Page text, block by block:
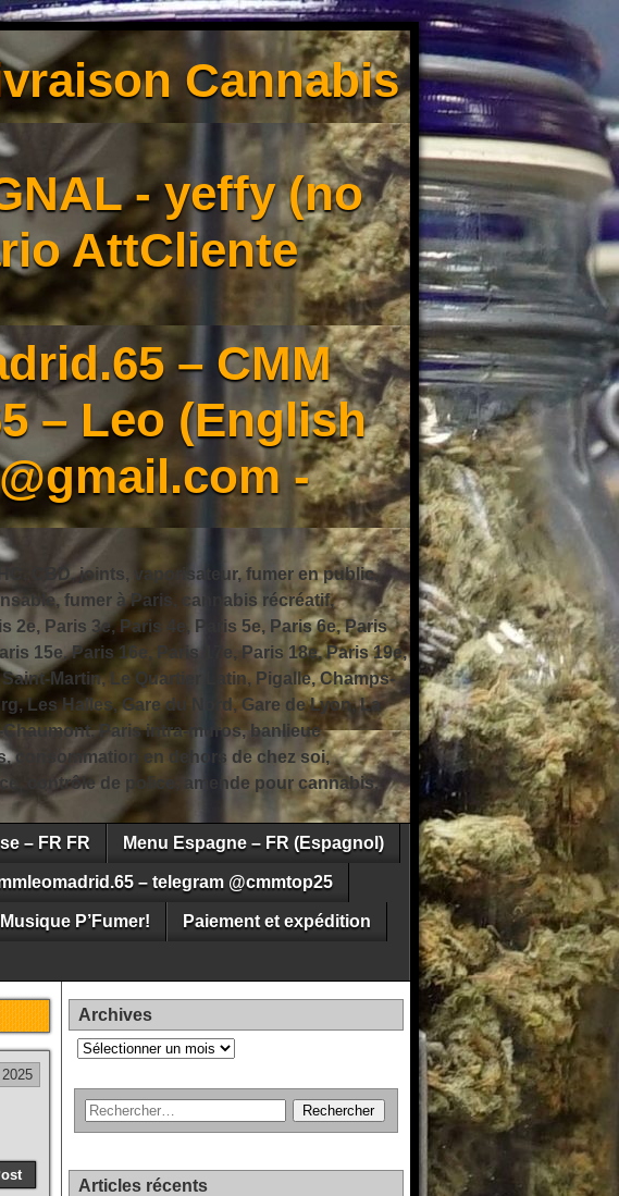
Cannabis
- yeffy (no
AttCliente
– CMM
– Leo (English
-
CBD, joints, vaporisateur, fumer en public,
fumer à Paris, cannabis récréatif,
Paris 3e, Paris 4e, Paris 5e, Paris 6e, Paris
15e, Paris 16e, Paris 17e, Paris 18e, Paris 19e,
Martin, Le Quartier Latin, Pigalle, Champs-
Les Halles, Gare du Nord, Gare de Lyon, La
Paris intra-muros, banlieue
consommation en dehors de chez soi,
contrôle de police, amende pour cannabis,
– FR FR Menu Espagne – FR (Espagnol)
– telegram @cmmtop25
Musique P’Fumer! Paiement et expédition
Archives
Archives
Articles récents